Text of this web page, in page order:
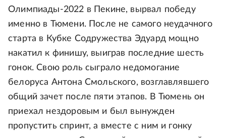
Олимпиады-2022 в Пекине, вырвал победу
именно в Тюмени. После не самого неудачного
старта в Кубке Содружества Эдуард мощно
накатил к финишу, выиграв последние шесть
гонок. Свою роль сыграло недомогание
белоруса Антона Смольского, возглавлявшего
общий зачет после пяти этапов. В Тюмень он
приехал нездоровым и был вынужден
пропустить спринт, а вместе с ним и гонку